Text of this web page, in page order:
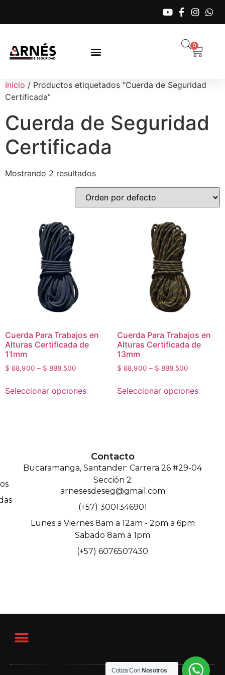
0
Inicio / Productos etiquetados “Cuerda de Seguridad
Certificada”
Cuerda de Seguridad
Certificada
Mostrando 2 resultados
Cuerda Para Trabajos en
Alturas Certificada de
11mm
$ 88,900 – $ 888,500
Seleccionar opciones
Cuerda Para Trabajos en
Alturas Certificada de
13mm
$ 88,900 – $ 888,500
Seleccionar opciones
Contacto
Bucaramanga, Santander: Carrera 26 #29-04
Sección 2
arnesesdeseg@gmail.com
(+57) 3001346901
Lunes a Viernes 8am a 12am - 2pm a 6pm
Sabado 8am a 1pm
(+57) 6076507430
Cotiza Con Nosotros